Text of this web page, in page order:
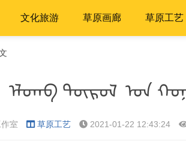
文化旅游 草原画廊 草原工艺
ᠡᠯᠳᠡᠪ ᠲᠦᠷᠦᠯ ᠤᠨ
室 草原工艺 2021-01-22 12:43:24